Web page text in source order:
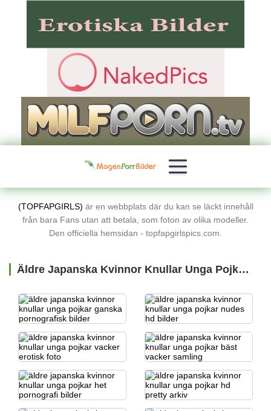
(TOPFAPGIRLS) är en webbplats där du kan se läckt innehåll
från bara Fans utan att betala, som foton av olika modeller.
Den officiella hemsidan - topfapgirlspics.com.
Äldre Japanska Kvinnor Knullar Unga Pojkar Gratis Porrbilder